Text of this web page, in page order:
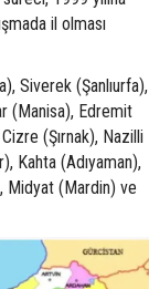
il olması
Siverek (Şanlıurfa),
(Manisa), Edremit
(Şırnak), Nazilli
Kahta (Adıyaman),
Midyat (Mardin) ve